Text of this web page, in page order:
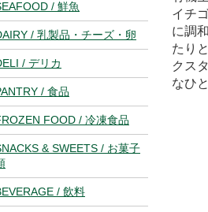
/ 鮮魚
/ 乳製品・チーズ・卵
/ デリカ
/ 食品
FOOD / 冷凍食品
& SWEETS / お菓子
/ 飲料
イチ
に調
たり
クス
なひ